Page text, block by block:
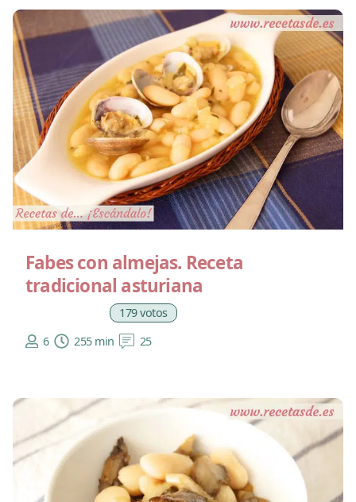
Fabes con almejas. Receta
tradicional asturiana
179 votos
6
255 min 25